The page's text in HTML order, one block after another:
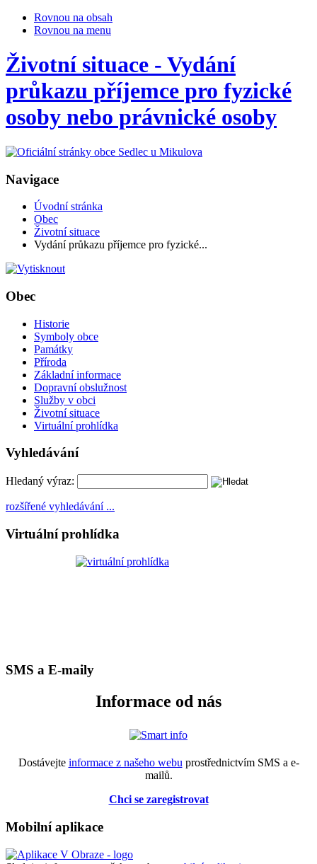
Rovnou na obsah
Rovnou na menu
Životní situace - Vydání
průkazu příjemce pro fyzické
osoby nebo právnické osoby
Navigace
Úvodní stránka
Obec
Životní situace
Vydání průkazu příjemce pro fyzické...
Obec
Historie
Symboly obce
Památky
Příroda
Základní informace
Dopravní obslužnost
Služby v obci
Životní situace
Virtuální prohlídka
Vyhledávání
Hledaný výraz:
rozšířené vyhledávání ...
Virtuální prohlídka
SMS a E-maily
Informace od nás
Dostávejte informace z našeho webu prostřednictvím SMS a e-
mailů.
Chci se zaregistrovat
Mobilní aplikace